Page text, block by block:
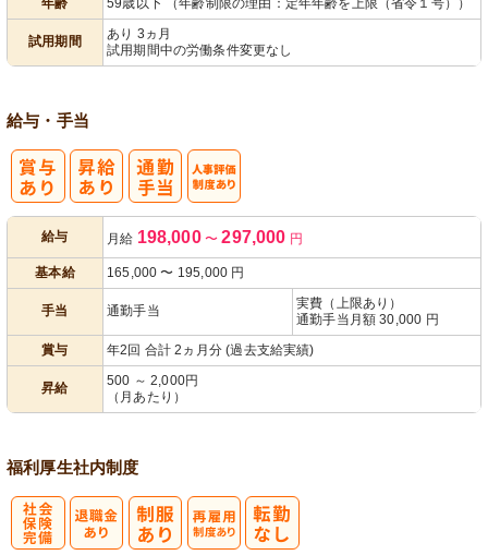
年齢 59歳以下 （年齢制限の理由：定年年齢を上限（省令１号））
試用期間
あり 3ヵ月
試用期間中の労働条件変更なし
給与・手当
給与 月給 198,000 〜 297,000 円
基本給 165,000 〜 195,000 円
手当 通勤手当
実費（上限あり）
通勤手当月額 30,000 円
賞与
年2回 合計 2ヵ月分 (過去支給実績)
昇給
500 ～ 2,000円
（月あたり）
福利厚生社内制度